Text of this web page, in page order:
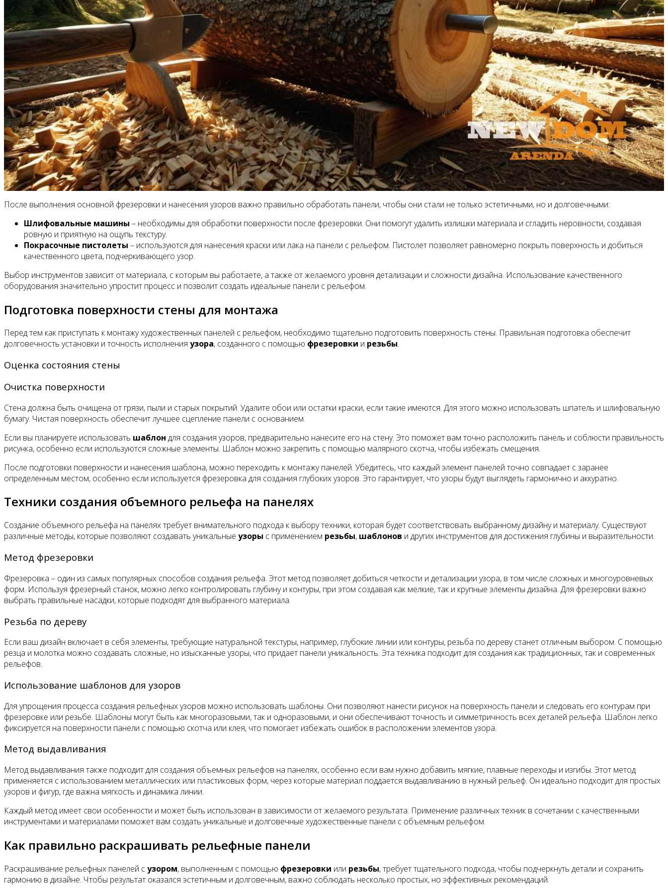
После выполнения основной фрезеровки и нанесения узоров важно правильно обработать панели, чтобы они стали не только эстетичными, но и долговечными:
Шлифовальные машины – необходимы для обработки поверхности после фрезеровки. Они помогут удалить излишки материала и сгладить неровности, создавая
ровную и приятную на ощупь текстуру.
Покрасочные пистолеты – используются для нанесения краски или лака на панели с рельефом. Пистолет позволяет равномерно покрыть поверхность и добиться
качественного цвета, подчеркивающего узор.
Выбор инструментов зависит от материала, с которым вы работаете, а также от желаемого уровня детализации и сложности дизайна. Использование качественного
оборудования значительно упростит процесс и позволит создать идеальные панели с рельефом.
Подготовка поверхности стены для монтажа
Перед тем как приступать к монтажу художественных панелей с рельефом, необходимо тщательно подготовить поверхность стены. Правильная подготовка обеспечит
долговечность установки и точность исполнения узора, созданного с помощью фрезеровки и резьбы.
Оценка состояния стены
Очистка поверхности
Стена должна быть очищена от грязи, пыли и старых покрытий. Удалите обои или остатки краски, если такие имеются. Для этого можно использовать шпатель и шлифовальную
бумагу. Чистая поверхность обеспечит лучшее сцепление панели с основанием.
Если вы планируете использовать шаблон для создания узоров, предварительно нанесите его на стену. Это поможет вам точно расположить панель и соблюсти правильность
рисунка, особенно если используются сложные элементы. Шаблон можно закрепить с помощью малярного скотча, чтобы избежать смещения.
После подготовки поверхности и нанесения шаблона, можно переходить к монтажу панелей. Убедитесь, что каждый элемент панелей точно совпадает с заранее
определенным местом, особенно если используется фрезеровка для создания глубоких узоров. Это гарантирует, что узоры будут выглядеть гармонично и аккуратно.
Техники создания объемного рельефа на панелях
Создание объемного рельефа на панелях требует внимательного подхода к выбору техники, которая будет соответствовать выбранному дизайну и материалу. Существуют
различные методы, которые позволяют создавать уникальные узоры с применением резьбы, шаблонов и других инструментов для достижения глубины и выразительности.
Метод фрезеровки
Фрезеровка – один из самых популярных способов создания рельефа. Этот метод позволяет добиться четкости и детализации узора, в том числе сложных и многоуровневых
форм. Используя фрезерный станок, можно легко контролировать глубину и контуры, при этом создавая как мелкие, так и крупные элементы дизайна. Для фрезеровки важно
выбрать правильные насадки, которые подходят для выбранного материала.
Резьба по дереву
Если ваш дизайн включает в себя элементы, требующие натуральной текстуры, например, глубокие линии или контуры, резьба по дереву станет отличным выбором. С помощью
резца и молотка можно создавать сложные, но изысканные узоры, что придает панели уникальность. Эта техника подходит для создания как традиционных, так и современных
рельефов.
Использование шаблонов для узоров
Для упрощения процесса создания рельефных узоров можно использовать шаблоны. Они позволяют нанести рисунок на поверхность панели и следовать его контурам при
фрезеровке или резьбе. Шаблоны могут быть как многоразовыми, так и одноразовыми, и они обеспечивают точность и симметричность всех деталей рельефа. Шаблон легко
фиксируется на поверхности панели с помощью скотча или клея, что помогает избежать ошибок в расположении элементов узора.
Метод выдавливания
Метод выдавливания также подходит для создания объемных рельефов на панелях, особенно если вам нужно добавить мягкие, плавные переходы и изгибы. Этот метод
применяется с использованием металлических или пластиковых форм, через которые материал поддается выдавливанию в нужный рельеф. Он идеально подходит для простых
узоров и фигур, где важна мягкость и динамика линии.
Каждый метод имеет свои особенности и может быть использован в зависимости от желаемого результата. Применение различных техник в сочетании с качественными
инструментами и материалами поможет вам создать уникальные и долговечные художественные панели с объемным рельефом.
Как правильно раскрашивать рельефные панели
Раскрашивание рельефных панелей сузором, выполненным с помощью фрезеровки или резьбы, требует тщательного подхода, чтобы подчеркнуть детали и сохранить
гармонию в дизайне. Чтобы результат оказался эстетичным и долговечным, важно соблюдать несколько простых, но эффективных рекомендаций.